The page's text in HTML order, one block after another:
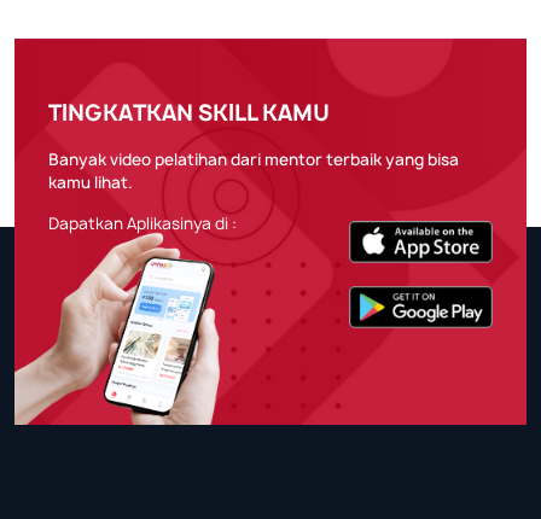
TINGKATKAN SKILL KAMU
Banyak video pelatihan dari mentor terbaik yang bisa
kamu lihat.
Dapatkan Aplikasinya di :